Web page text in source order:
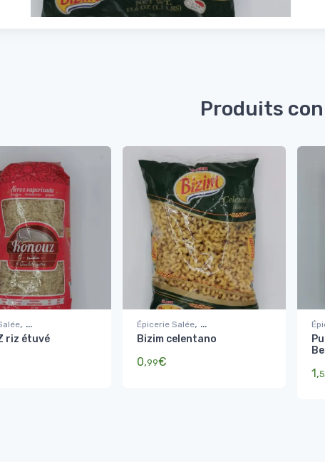
Produits
,
féculents
riz étuvé
Épicerie Salée,
Pâtes, riz, féculents
Bizim celentano
0,99€
1,